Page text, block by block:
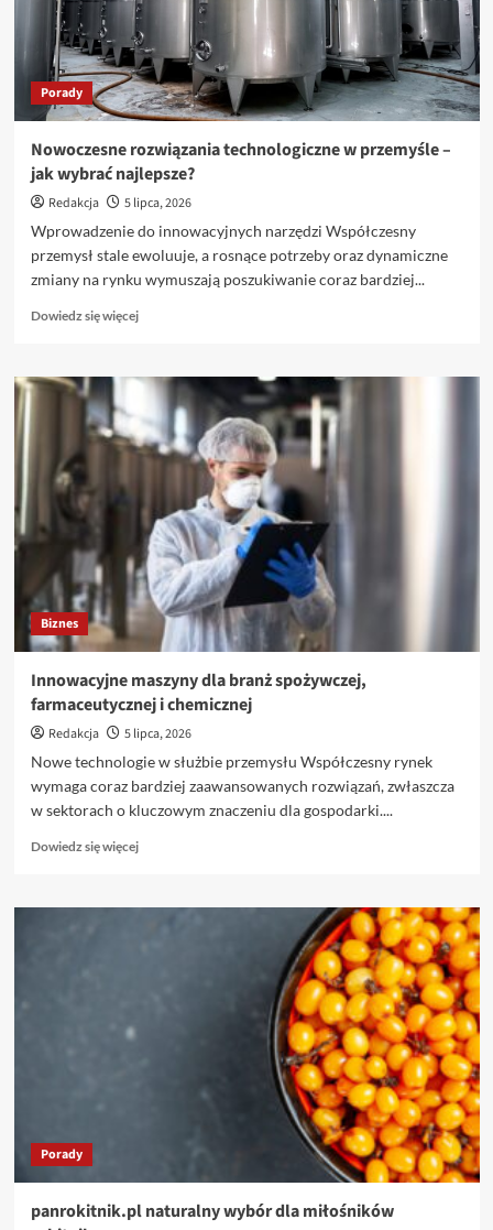
wsparcie
dla
Twojego
zdrowia
Porady
Nowoczesne rozwiązania technologiczne w przemyśle –
jak wybrać najlepsze?
Redakcja
5 lipca, 2026
Wprowadzenie do innowacyjnych narzędzi Współczesny
przemysł stale ewoluuje, a rosnące potrzeby oraz dynamiczne
zmiany na rynku wymuszają poszukiwanie coraz bardziej...
Dowiedz się więcejDowiedz
o
Nowoczesne
rozwiązania
technologiczne
jak
wybrać
najlepsze?
Biznes
Innowacyjne maszyny dla branż spożywczej,
farmaceutycznej i chemicznej
Redakcja
5 lipca, 2026
Nowe technologie w służbie przemysłu Współczesny rynek
wymaga coraz bardziej zaawansowanych rozwiązań, zwłaszcza
w sektorach o kluczowym znaczeniu dla gospodarki....
Dowiedz się więcejDowiedz
o
Porady
panrokitnik.pl naturalny wybór dla miłośników